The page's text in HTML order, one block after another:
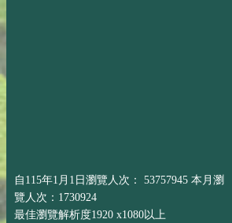
自115年1月1日瀏覽人次： 53757945 本月瀏
覽人次：1730924
最佳瀏覽解析度1920 x1080以上